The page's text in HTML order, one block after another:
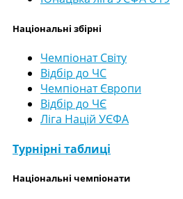
Національні збірні
Чемпіонат Світу
Відбір до ЧС
Чемпіонат Європи
Відбір до ЧЄ
Ліга Націй УЄФА
Турнірні таблиці
Національні чемпіонати